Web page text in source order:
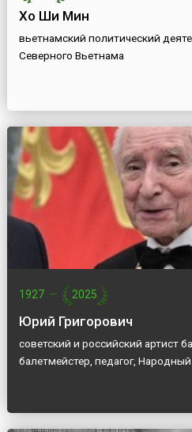
Хо Ши Мин
вьетнамский политический
Северного Вьетнама
1927 — 2025
Юрий Григорович
советский и российский артист
балетмейстер, педагог,